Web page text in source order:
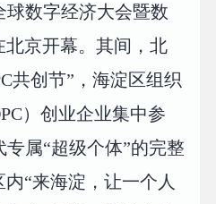
球数字经济大会暨数
京开幕。其间，北
共创节”，海淀区组织
）创业企业集中参
属“超级个体”的完整
“来海淀，让一个人